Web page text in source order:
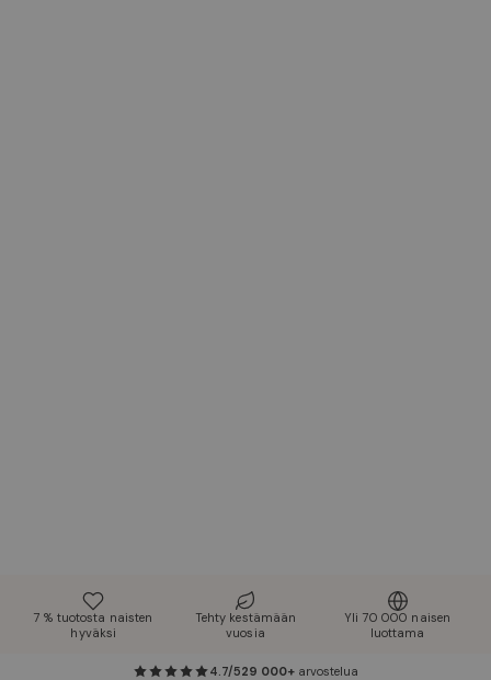
7 % tuotosta naisten
hyväksi
Tehty kestämään
vuosia
Yli 70 000 naisen
luottama
4.7/529 000+ arvostelua